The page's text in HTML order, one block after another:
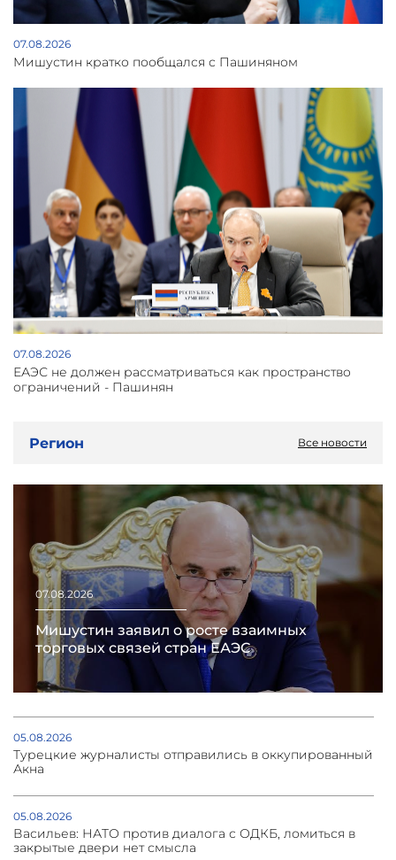
07.08.2026
Мишустин кратко пообщался с Пашиняном
07.08.2026
ЕАЭС не должен рассматриваться как пространство
ограничений - Пашинян
Регион Все новости
07.08.2026
Мишустин заявил о росте взаимных
торговых связей стран ЕАЭС
05.08.2026
Турецкие журналисты отправились в оккупированный
Акна
05.08.2026
Васильев: НАТО против диалога с ОДКБ, ломиться в
закрытые двери нет смысла